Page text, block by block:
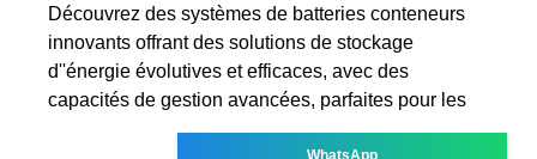
Découvrez des systèmes de batteries conteneurs
innovants offrant des solutions de stockage
d''énergie évolutives et efficaces, avec des
capacités de gestion avancées, parfaites pour les
WhatsApp